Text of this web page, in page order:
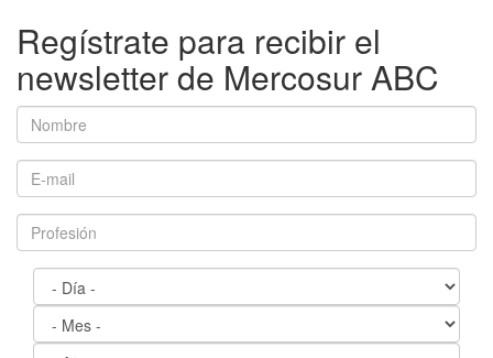
Regístrate para recibir el
newsletter de Mercosur ABC